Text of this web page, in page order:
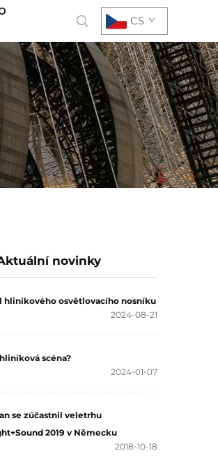
CS
novinky
hliníkového osvětlovacího nosníku
2024-08-21
scéna?
2024-01-07
se zúčastnil veletrhu
2019 v Německu
2018-10-18